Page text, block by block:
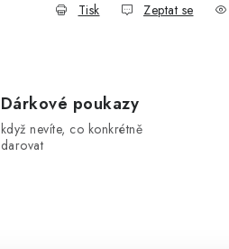
Tisk Zeptat se
Dárkové poukazy
když nevíte, co konkrétně
darovat